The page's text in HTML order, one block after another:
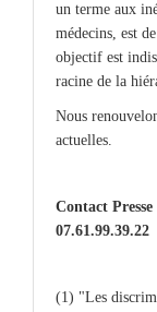
un terme aux
médecins, est
objectif est
racine de la
Nous
actuelles.
Contact
07.61.99.39.22
(1) "Les